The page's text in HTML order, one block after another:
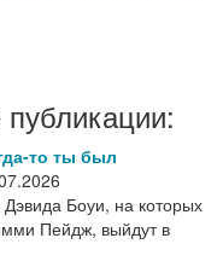
то ты был
Боуи, на которых
Пейдж, выйдут в